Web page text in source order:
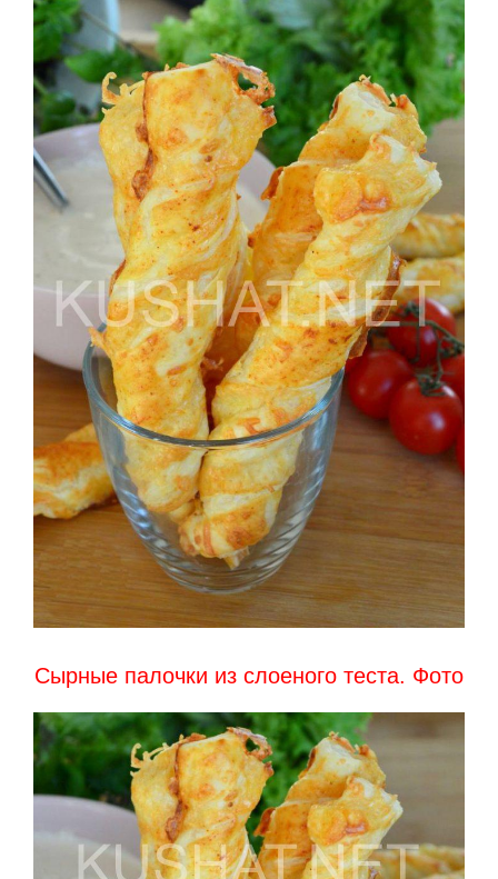
Сырные палочки из слоеного теста. Фото